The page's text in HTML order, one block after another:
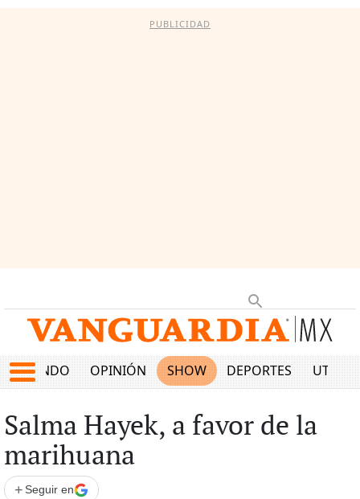
PUBLICIDAD
MUNDO OPINIÓN SHOW DEPORTES
Salma Hayek, a favor de la
marihuana
+ Seguir en